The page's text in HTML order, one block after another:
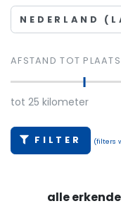
NEDERLAND
AFSTAND TOT
tot 25 kilometer
FILTER (filters
alle erkende